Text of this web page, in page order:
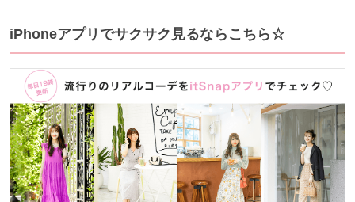
iPhoneアプリでサクサク見るならこちら☆